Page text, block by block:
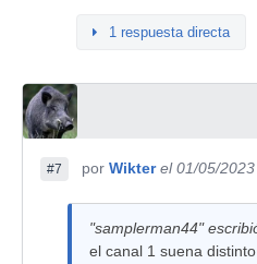
1 respuesta directa
#7 por Wikter el 01/05/2023
"samplerman44"
el canal 1 suena